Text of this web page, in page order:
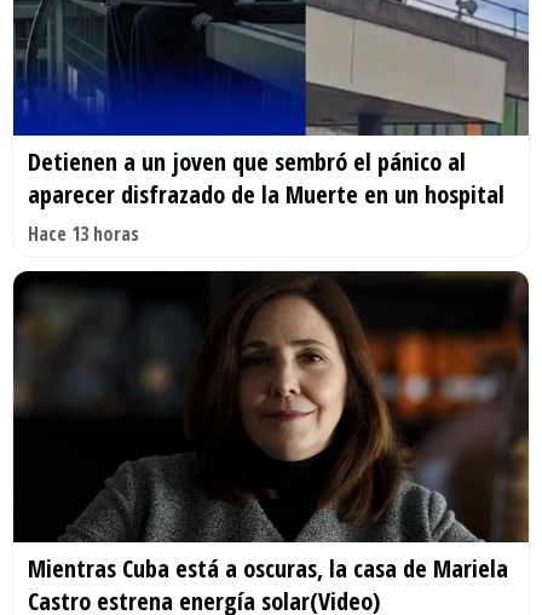
Detienen a un joven que sembró el pánico al
aparecer disfrazado de la Muerte en un hospital
Hace 13 horas
Mientras Cuba está a oscuras, la casa de Mariela
Castro estrena energía solar(Video)